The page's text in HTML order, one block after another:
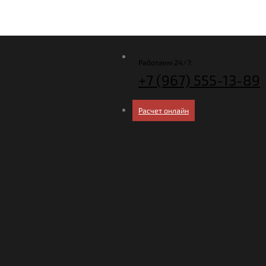
Работаем 24/7:
+7 (967) 555-13-89
Расчет онлайн